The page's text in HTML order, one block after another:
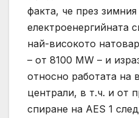
факта, че през
електроенергийната
най-високото
– от 8100 MW – и
относно работата на
централи, в т.ч. и от
спиране на AES 1